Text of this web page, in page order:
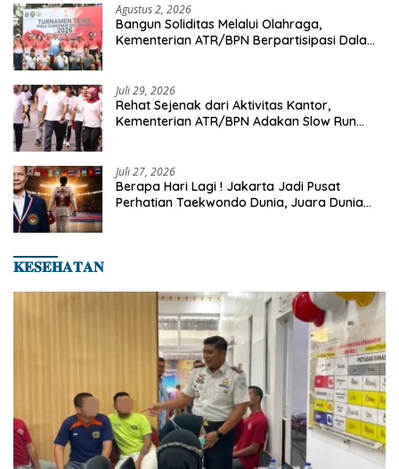
Agustus 2, 2026
Bangun Soliditas Melalui Olahraga,
Kementerian ATR/BPN Berpartisipasi Dalam
Juli 29, 2026
Rehat Sejenak dari Aktivitas Kantor,
Kementerian ATR/BPN Adakan Slow Run
Juli 27, 2026
Berapa Hari Lagi ! Jakarta Jadi Pusat
Perhatian Taekwondo Dunia, Juara Dunia
𝐊𝐄𝐒𝐄𝐇𝐀𝐓𝐀𝐍